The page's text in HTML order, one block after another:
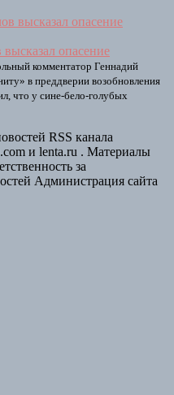
опасение
комментатор Геннадий
в преддверии возобновления
что у сине-бело-голубых
RSS канала
и lenta.ru . Материалы
за
Администрация сайта